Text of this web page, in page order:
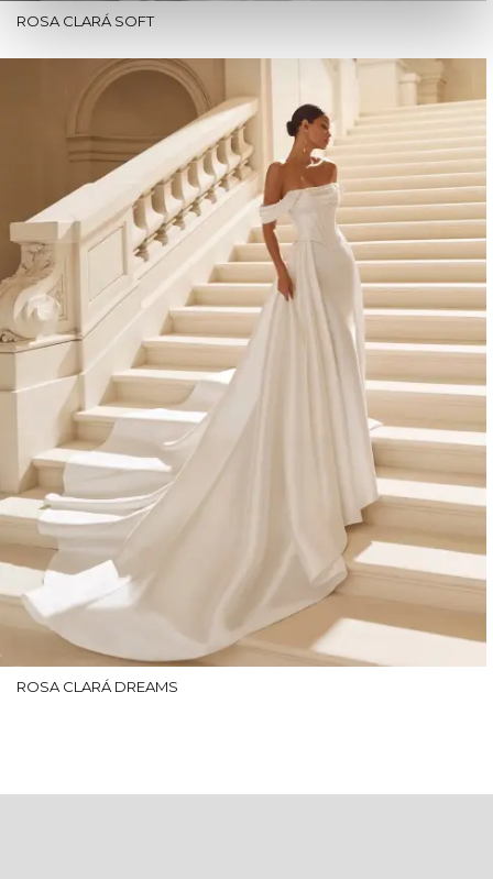
ROSA CLARÁ SOFT
ROSA CLARÁ DREAMS